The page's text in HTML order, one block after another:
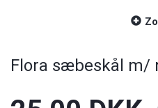
Flora sæbeskål m/